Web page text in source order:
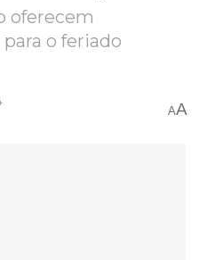
oferecem
o feriado
AA